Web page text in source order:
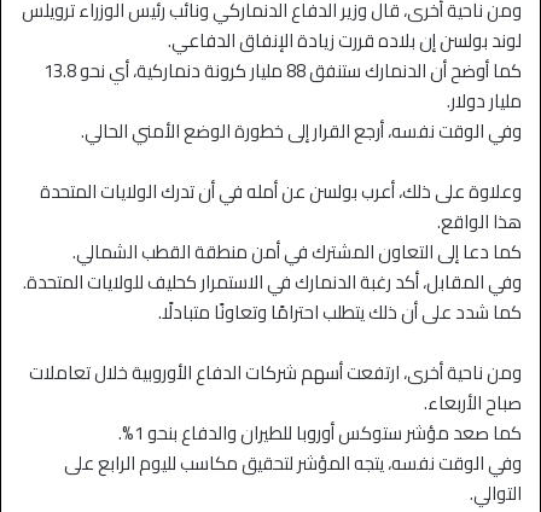
ومن ناحية أخرى، قال وزير الدفاع الدنماركي ونائب رئيس الوزراء ترويلس
لوند بولسن إن بلاده قررت زيادة الإنفاق الدفاعي.
كما أوضح أن الدنمارك ستنفق 88 مليار كرونة دنماركية، أي نحو 13.8
مليار دولار.
وفي الوقت نفسه، أرجع القرار إلى خطورة الوضع الأمني الحالي.
وعلاوة على ذلك، أعرب بولسن عن أمله في أن تدرك الولايات المتحدة
هذا الواقع.
كما دعا إلى التعاون المشترك في أمن منطقة القطب الشمالي.
وفي المقابل، أكد رغبة الدنمارك في الاستمرار كحليف للولايات المتحدة.
كما شدد على أن ذلك يتطلب احترامًا وتعاونًا متبادلًا.
ومن ناحية أخرى، ارتفعت أسهم شركات الدفاع الأوروبية خلال تعاملات
صباح الأربعاء.
كما صعد مؤشر ستوكس أوروبا للطيران والدفاع بنحو 1%.
وفي الوقت نفسه، يتجه المؤشر لتحقيق مكاسب لليوم الرابع على
التوالي.